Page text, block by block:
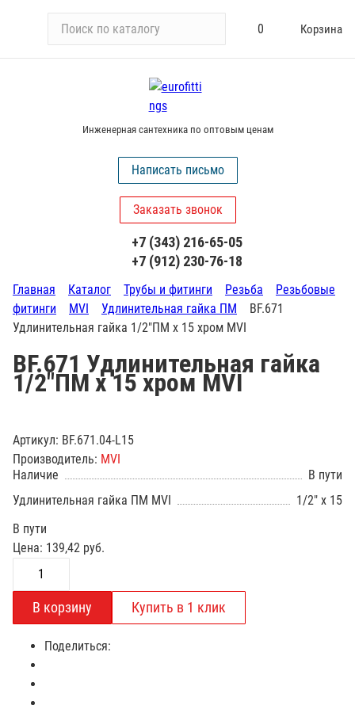
и
у
0 Корзина
Инженерная сантехника по оптовым ценам
Написать письмо
Заказать звонок
+7 (343) 216-65-05
+7 (912) 230-76-18
Главная Каталог Трубы и фитинги Резьба
Резьбовые
фитинги
MVI Удлинительная гайка ПМ
BF.671
Удлинительная гайка 1/2"ПМ х 15 хром MVI
BF.671 Удлинительная гайка
1/2"ПМ х 15 хром MVI
Артикул: BF.671.04-L15
Производитель: MVI
Наличие
В пути
Удлинительная гайка ПМ MVI
1/2" x 15
В пути
Цена: 139,42 руб.
Поделиться: